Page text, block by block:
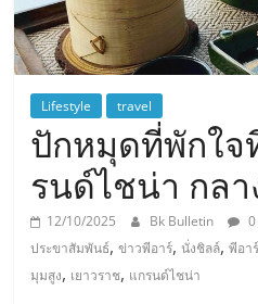
Lifestyle travel
ปักหมุดที่พักใจ
รนด์ไชน่า กลา
12/10/2025 Bk Bulletin
ประขาสัมพันธ์,ข่าวพีอาร์,นั่งชิลล์,พีอา
มุมสูง, เยาวราช, แกรนด์ไชน่า